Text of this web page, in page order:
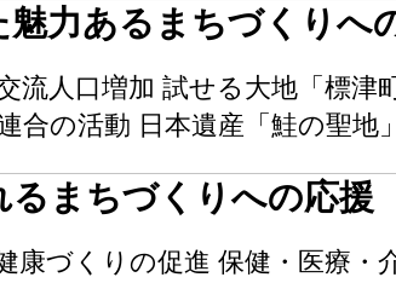
力あるまちづくりへ
流人口増加 試せる大地「標津
合の活動 日本遺産「鮭の聖
まちづくりへの応援
康づくりの促進 保健・医療・